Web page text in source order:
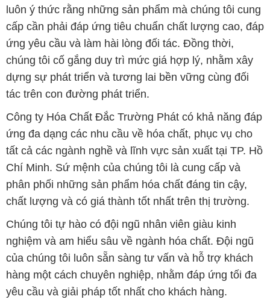
luôn ý thức rằng những sản phẩm mà chúng tôi cung
cấp cần phải đáp ứng tiêu chuẩn chất lượng cao, đáp
ứng yêu cầu và làm hài lòng đối tác. Đồng thời,
chúng tôi cố gắng duy trì mức giá hợp lý, nhằm xây
dựng sự phát triển và tương lai bền vững cùng đối
tác trên con đường phát triển.
Công ty Hóa Chất Đắc Trường Phát có khả năng đáp
ứng đa dạng các nhu cầu về hóa chất, phục vụ cho
tất cả các ngành nghề và lĩnh vực sản xuất tại TP. Hồ
Chí Minh. Sứ mệnh của chúng tôi là cung cấp và
phân phối những sản phẩm hóa chất đáng tin cậy,
chất lượng và có giá thành tốt nhất trên thị trường.
Chúng tôi tự hào có đội ngũ nhân viên giàu kinh
nghiệm và am hiểu sâu về ngành hóa chất. Đội ngũ
của chúng tôi luôn sẵn sàng tư vấn và hỗ trợ khách
hàng một cách chuyên nghiệp, nhằm đáp ứng tối đa
yêu cầu và giải pháp tốt nhất cho khách hàng.